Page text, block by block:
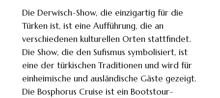
Die Derwisch-Show, die einzigartig für die
Türken ist, ist eine Aufführung, die an
verschiedenen kulturellen Orten stattfindet.
Die Show, die den Sufismus symbolisiert, ist
eine der türkischen Traditionen und wird für
einheimische und ausländische Gäste gezeigt.
Die Bosphorus Cruise ist ein Bootstour-